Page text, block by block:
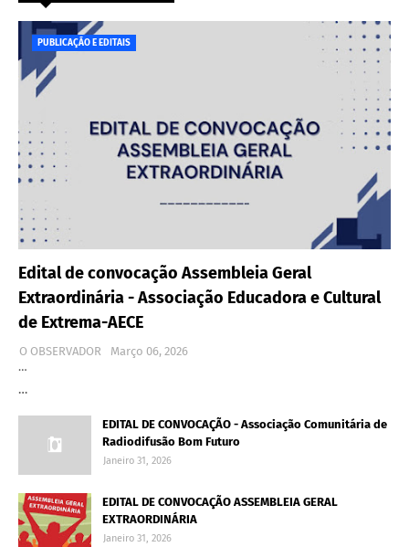
PUBLICAÇÃO E EDITAIS
Edital de convocação Assembleia Geral
Extraordinária - Associação Educadora e Cultural
de Extrema-AECE
O OBSERVADOR
Março 06, 2026
…
…
EDITAL DE CONVOCAÇÃO - Associação Comunitária de
Radiodifusão Bom Futuro
Janeiro 31, 2026
EDITAL DE CONVOCAÇÃO ASSEMBLEIA GERAL
EXTRAORDINÁRIA
Janeiro 31, 2026